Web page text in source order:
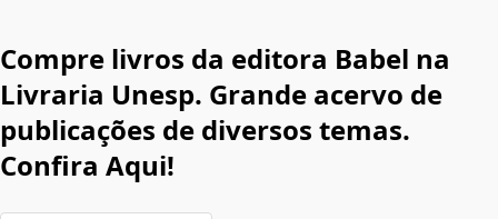
Compre livros da editora Babel na
Livraria Unesp. Grande acervo de
publicações de diversos temas.
Confira Aqui!